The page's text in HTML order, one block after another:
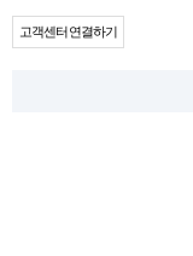
고객센터 연결하기